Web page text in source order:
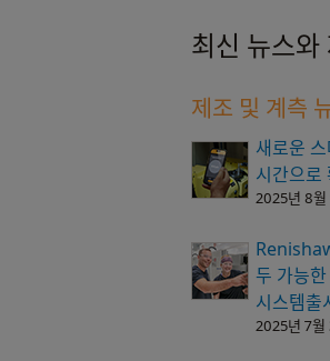
최신 뉴스
제조 및 계측
새로운
시간으로
2025년 8월
두 가능
시스템출
2025년 7월